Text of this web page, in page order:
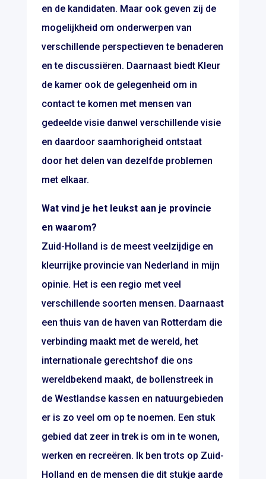
en de kandidaten. Maar ook geven zij de
mogelijkheid om onderwerpen van
verschillende perspectieven te benaderen
en te discussiëren. Daarnaast biedt Kleur
de kamer ook de gelegenheid om in
contact te komen met mensen van
gedeelde visie danwel verschillende visie
en daardoor saamhorigheid ontstaat
door het delen van dezelfde problemen
met elkaar.
Wat vind je het leukst aan je provincie
en waarom?
Zuid-Holland is de meest veelzijdige en
kleurrijke provincie van Nederland in mijn
opinie. Het is een regio met veel
verschillende soorten mensen. Daarnaast
een thuis van de haven van Rotterdam die
verbinding maakt met de wereld, het
internationale gerechtshof die ons
wereldbekend maakt, de bollenstreek in
de Westlandse kassen en natuurgebieden
er is zo veel om op te noemen. Een stuk
gebied dat zeer in trek is om in te wonen,
werken en recreëren. Ik ben trots op Zuid-
Holland en de mensen die dit stukje aarde